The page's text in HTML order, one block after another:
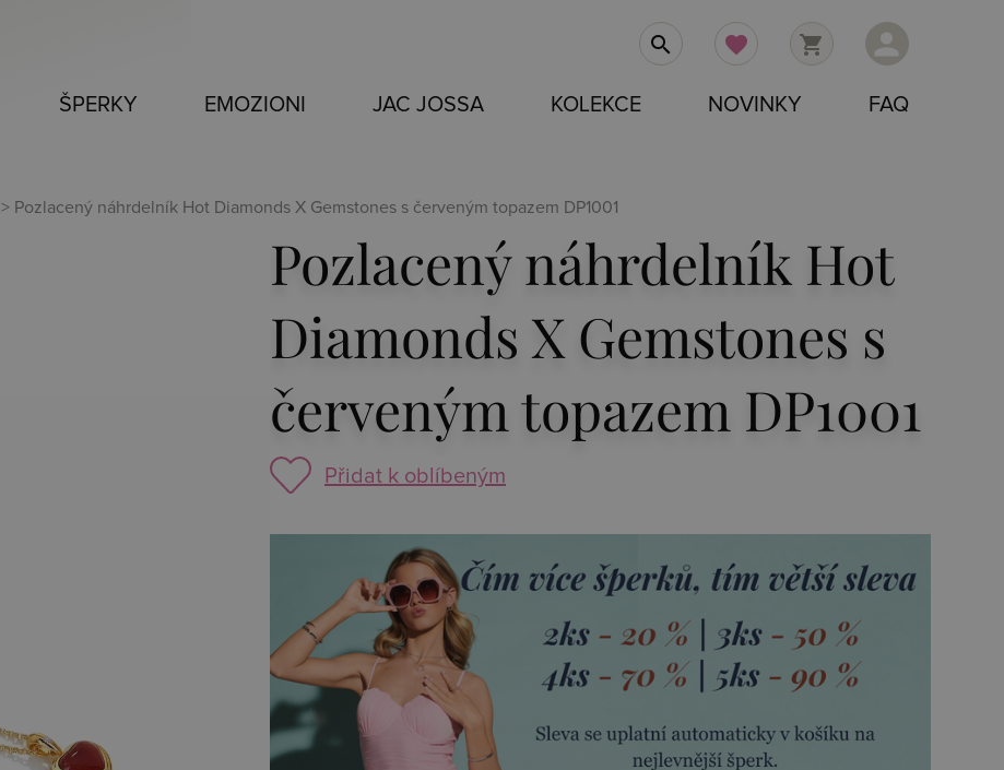
person
shopping_cart
favorite
search
ŠPERKY EMOZIONI JAC JOSSA KOLEKCE NOVINKY FAQ
> Pozlacený náhrdelník Hot Diamonds X Gemstones s červeným topazem DP1001
Pozlacený náhrdelník Hot
Diamonds X Gemstones s
červeným topazem DP1001
Přidat k oblíbeným